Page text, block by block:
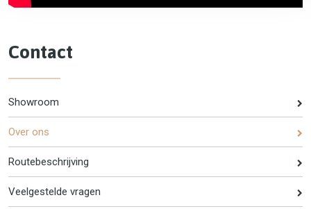
Contact
Showroom
Over ons
Routebeschrijving
Veelgestelde vragen